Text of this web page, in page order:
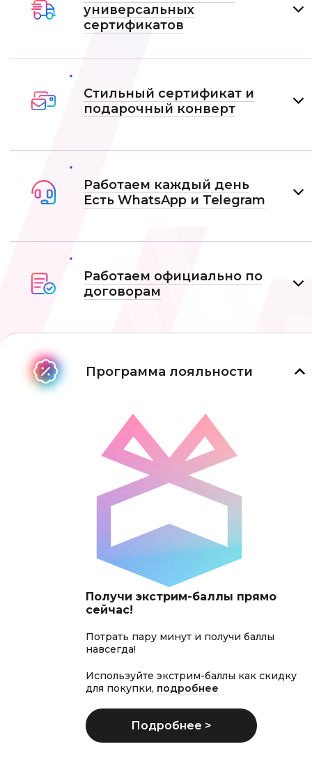
универсальных
сертификатов
Стильный сертификат и
подарочный конверт
Работаем каждый день
Есть WhatsApp и Telеgram
Работаем официально по
договорам
Программа лояльности
Получи экстрим-баллы прямо
сейчас!
Потрать пару минут и получи баллы
навсегда!
Используйте экстрим-баллы как скидку
для покупки, подробнее